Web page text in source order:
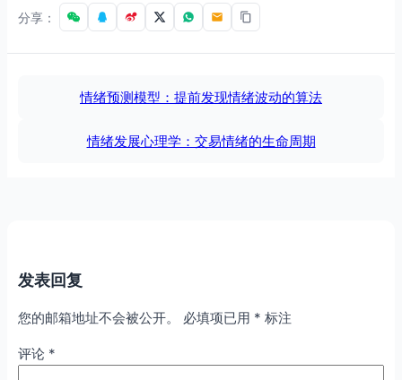
分享：
情绪预测模型：提前发现情绪波动的算法
情绪发展心理学：交易情绪的生命周期
发表回复
您的邮箱地址不会被公开。 必填项已用 * 标注
评论 *